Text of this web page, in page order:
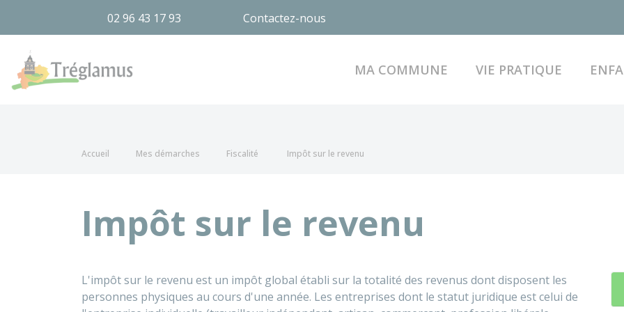
02 96 43 17 93 Contactez-nous
MA COMMUNE VIE PRATIQUE
Accueil Mes démarches Fiscalité Impôt sur le revenu
Impôt sur le revenu
L'impôt sur le revenu est un impôt global établi sur la totalité des revenus dont disposent les
personnes physiques au cours d'une année. Les entreprises dont le statut juridique est celui de